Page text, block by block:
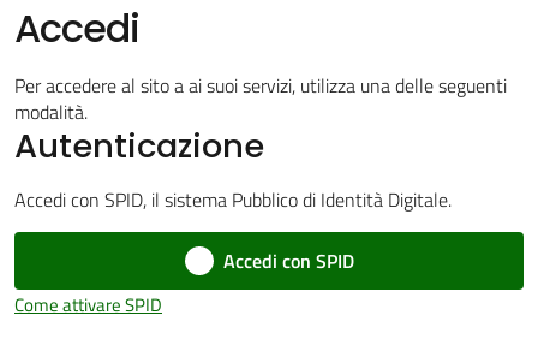
Servizi
Vivere
Mordano
Accedi
Per accedere al sito a ai suoi servizi, utilizza una delle seguenti
modalità.
Autenticazione
Accedi con SPID, il sistema Pubblico di Identità Digitale.
Accedi con SPID
Come attivare SPID